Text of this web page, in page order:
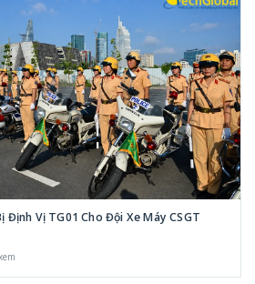
Định Vị TG01 Cho Đội Xe Máy CSGT